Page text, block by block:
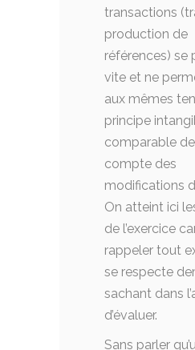
transactions
production de
références) se
vite et ne
aux mêmes
principe
comparable
compte des
modifications
On atteint ici
de l’exercice
rappeler tout
se respecte
sachant dans
d’évaluer.
Sans parler